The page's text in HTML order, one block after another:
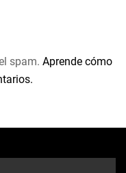
spam. Aprende cómo